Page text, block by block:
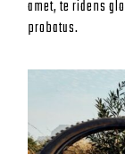
amet, te ridens
probatus.